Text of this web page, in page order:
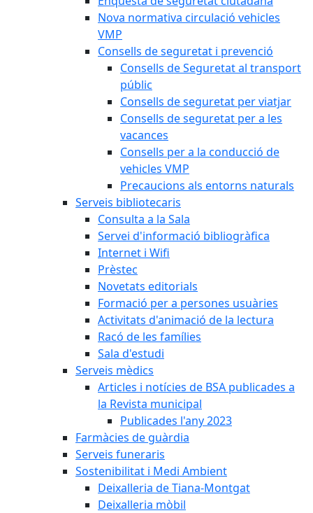
Nova normativa circulació vehicles
VMP
Consells de seguretat i prevenció
Consells de Seguretat al transport
públic
Consells de seguretat per viatjar
Consells de seguretat per a les
vacances
Consells per a la conducció de
vehicles VMP
Precaucions als entorns naturals
Serveis bibliotecaris
Consulta a la Sala
Servei d'informació bibliogràfica
Internet i Wifi
Prèstec
Novetats editorials
Formació per a persones usuàries
Activitats d'animació de la lectura
Racó de les famílies
Sala d'estudi
Serveis mèdics
Articles i notícies de BSA publicades a
la Revista municipal
Publicades l'any 2023
Farmàcies de guàrdia
Serveis funeraris
Sostenibilitat i Medi Ambient
Deixalleria de Tiana-Montgat
Deixalleria mòbil